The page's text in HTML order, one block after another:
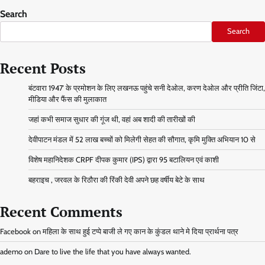
Search
Search
Recent Posts
बंटवारा 1947′ के प्रमोशन के लिए लखनऊ पहुंचे सनी देओल, करण देओल और प्रीति जिंटा,
मीडिया और फैंस की मुलाकात
जहां कभी समाज सुधार की गूंज थी, वहां अब शादी की तारीखों की
देवीपाटन मंडल में 52 लाख बच्चों को मिलेगी सेहत की सौगात, कृमि मुक्ति अभियान 10 से
विशेष महानिदेशक CRPF दीपक कुमार (IPS) द्वारा 95 बटालियन एवं काशी
बहराइच , जरवल के रिठौरा की रिंकी देवी अपने छह वर्षीय बेटे के साथ
Recent Comments
Facebook onमहिला के साथ हुई टप्पे बाजी ले गए कान के कुंडल थाने मे दिया प्रार्थना पत्र
ademo on Dare to live the life that you have always wanted.